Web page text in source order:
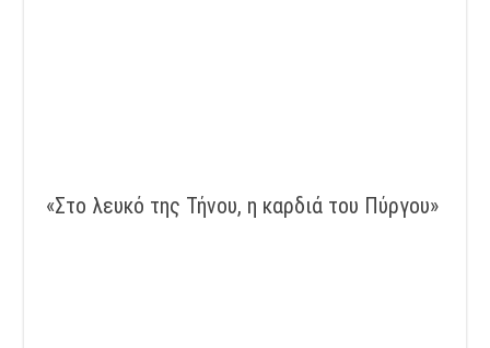
«Στο λευκό της Τήνου, η καρδιά του Πύργου»